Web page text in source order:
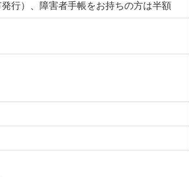
行）、障害者手帳をお持ちの方は半額